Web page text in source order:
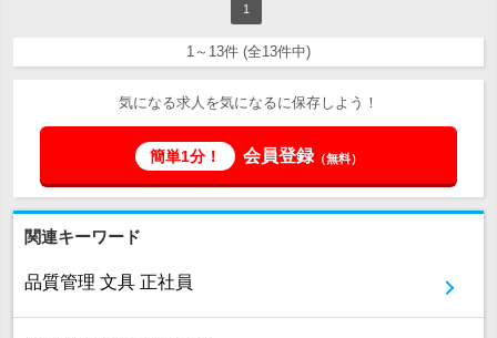
1
1～13件 (全13件中)
気になる求人を気になるに保存しよう！
簡単1分！ 会員登録（無料）
関連キーワード
品質管理 文具 正社員